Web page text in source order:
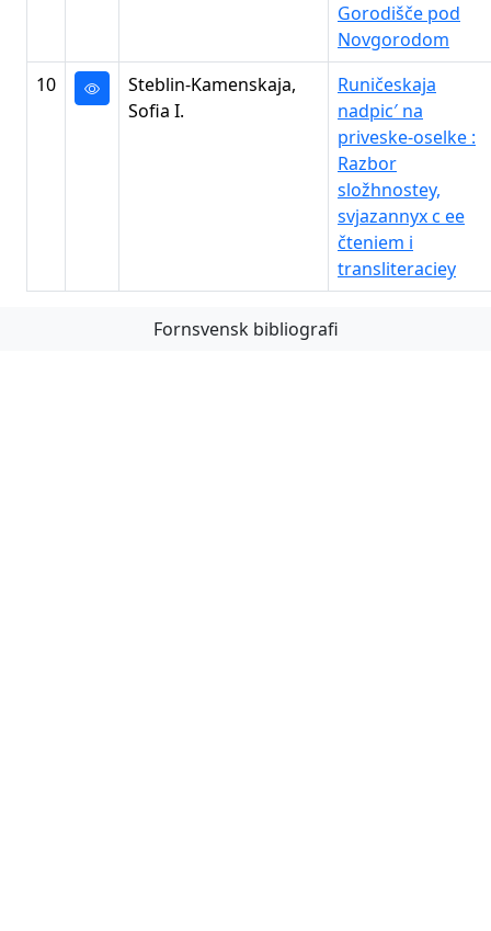
Gorodišče pod
Novgorodom
10
Steblin-Kamenskaja,
Sofia I.
Runičeskaja
nadpic′ na
priveske-oselke :
Razbor
složhnostey,
svjazannyx c ee
čteniem i
transliteraciey
Föregående Nästa
Fornsvensk bibliografi